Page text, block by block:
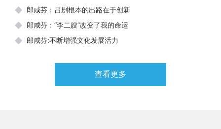
郎咸芬：吕剧根本的出路在于创新
郎咸芬：“李二嫂”改变了我的命运
郎咸芬:不断增强文化发展活力
查看更多